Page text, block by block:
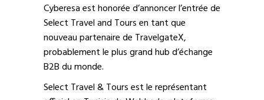
Cyberesa est honorée d’annoncer l’entrée de
Select Travel and Toursen tant que
nouveau partenaire de TravelgateX,
probablement le plus grand hub d’échange
B2B du monde.
Select Travel & Tours est le représentant